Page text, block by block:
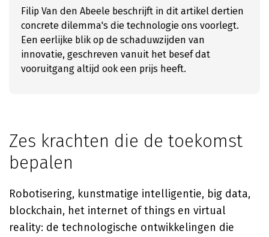
Filip Van den Abeele beschrijft in dit artikel dertien
concrete dilemma's die technologie ons voorlegt.
Een eerlijke blik op de schaduwzijden van
innovatie, geschreven vanuit het besef dat
vooruitgang altijd ook een prijs heeft.
Zes krachten die de toekomst
bepalen
Robotisering, kunstmatige intelligentie, big data,
blockchain, het internet of things en virtual
reality: de technologische ontwikkelingen die